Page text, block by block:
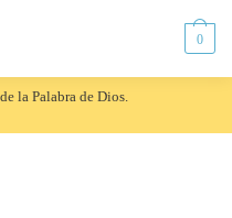
0
la Palabra de Dios.